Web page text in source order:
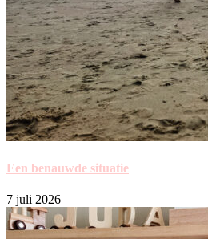
Een benauwde situatie
7 juli 2026